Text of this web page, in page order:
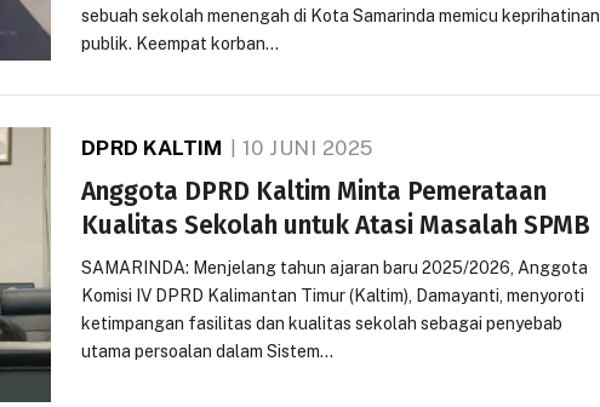
sebuah sekolah menengah di Kota Samarinda memicu keprihatinan
publik. Keempat korban…
DPRD KALTIM 10 JUNI 2025
Anggota DPRD Kaltim Minta Pemerataan
Kualitas Sekolah untuk Atasi Masalah SPMB
SAMARINDA: Menjelang tahun ajaran baru 2025/2026, Anggota
Komisi IV DPRD Kalimantan Timur (Kaltim), Damayanti, menyoroti
ketimpangan fasilitas dan kualitas sekolah sebagai penyebab
utama persoalan dalam Sistem…